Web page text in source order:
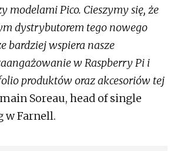
modelami Pico. Cieszymy się, że
dystrybutorem tego nowego
bardziej wspiera nasze
w Raspberry Pi i
produktów oraz akcesoriów tej
Soreau, head of single
w Farnell.